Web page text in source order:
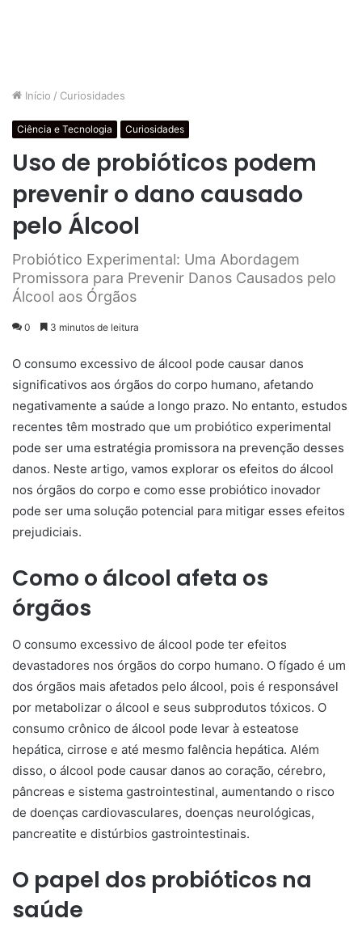
Início / Curiosidades
Ciência e Tecnologia Curiosidades
Uso de probióticos podem
prevenir o dano causado
pelo Álcool
Probiótico Experimental: Uma Abordagem
Promissora para Prevenir Danos Causados pelo
Álcool aos Órgãos
0 3 minutos de leitura
O consumo excessivo de álcool pode causar danos
significativos aos órgãos do corpo humano, afetando
negativamente a saúde a longo prazo. No entanto, estudos
recentes têm mostrado que um probiótico experimental
pode ser uma estratégia promissora na prevenção desses
danos. Neste artigo, vamos explorar os efeitos do álcool
nos órgãos do corpo e como esse probiótico inovador
pode ser uma solução potencial para mitigar esses efeitos
prejudiciais.
Como o álcool afeta os
órgãos
O consumo excessivo de álcool pode ter efeitos
devastadores nos órgãos do corpo humano. O fígado é um
dos órgãos mais afetados pelo álcool, pois é responsável
por metabolizar o álcool e seus subprodutos tóxicos. O
consumo crônico de álcool pode levar à esteatose
hepática, cirrose e até mesmo falência hepática. Além
disso, o álcool pode causar danos ao coração, cérebro,
pâncreas e sistema gastrointestinal, aumentando o risco
de doenças cardiovasculares, doenças neurológicas,
pancreatite e distúrbios gastrointestinais.
O papel dos probióticos na
saúde